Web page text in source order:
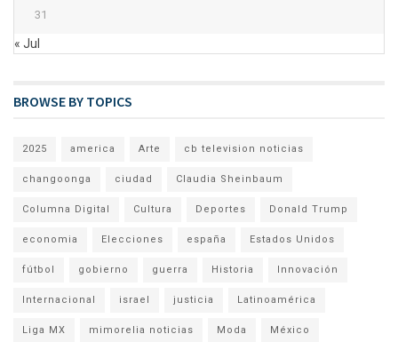
31
« Jul
BROWSE BY TOPICS
2025 america Arte cb television noticias
changoonga ciudad Claudia Sheinbaum
Columna Digital Cultura Deportes Donald Trump
economia Elecciones españa Estados Unidos
fútbol gobierno guerra Historia Innovación
Internacional israel justicia Latinoamérica
Liga MX mimorelia noticias Moda México